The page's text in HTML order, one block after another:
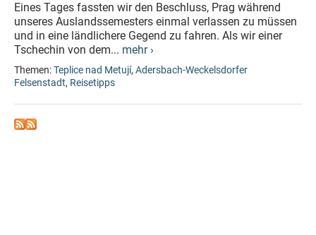
Eines Tages fassten wir den Beschluss, Prag während
unseres Auslandssemesters einmal verlassen zu müssen
und in eine ländlichere Gegend zu fahren. Als wir einer
Tschechin von dem... mehr ›
Themen:Teplice nad Metují, Adersbach-Weckelsdorfer
Felsenstadt, Reisetipps